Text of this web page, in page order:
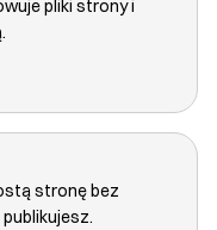
pliki strony i
stronę bez